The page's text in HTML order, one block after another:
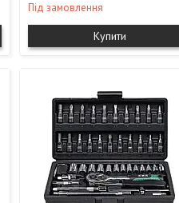
Під замовлення
Купити